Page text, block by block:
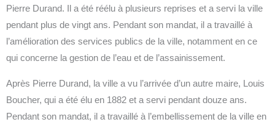
Pierre Durand. Il a été réélu à plusieurs reprises et a servi la ville
pendant plus de vingt ans. Pendant son mandat, il a travaillé à
l’amélioration des services publics de la ville, notamment en ce
qui concerne la gestion de l’eau et de l’assainissement.
Après Pierre Durand, la ville a vu l’arrivée d’un autre maire, Louis
Boucher, qui a été élu en 1882 et a servi pendant douze ans.
Pendant son mandat, il a travaillé à l’embellissement de la ville en